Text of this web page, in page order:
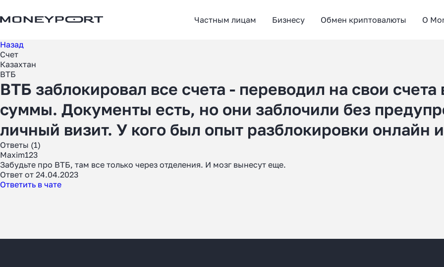
Частным лицам Бизнесу Обмен криптовалюты О
Назад
Счет
Казахтан
ВТБ
ВТБ заблокировал все счета - переводил на свои
суммы. Документы есть, но они заблочили без
личный визит. У кого был опыт разблокировки онлайн
Ответы (1)
Maxim123
Забудьте про ВТБ, там все только через отделения. И мозг вынесут еще.
Ответ от 24.04.2023
Ответить в чате